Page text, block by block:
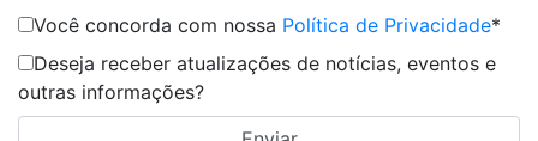
Você concorda com nossa Política de Privacidade*
Deseja receber atualizações de notícias, eventos e
outras informações?